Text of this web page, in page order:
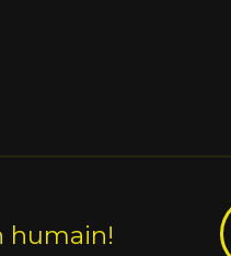
humain!